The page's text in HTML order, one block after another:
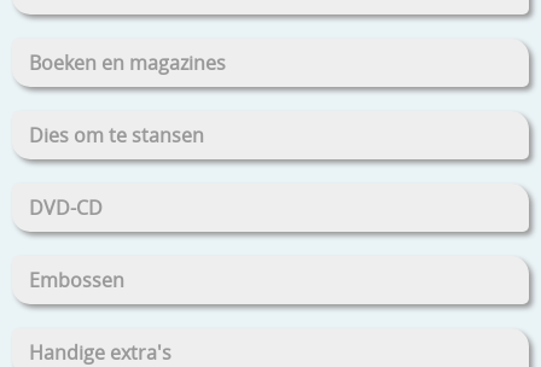
Boeken en magazines
Dies om te stansen
DVD-CD
Embossen
Handige extra's